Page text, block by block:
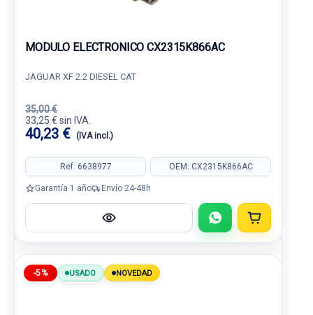
MODULO ELECTRONICO CX2315K866AC
JAGUAR XF 2.2 DIESEL CAT
35,00 €
33,25 € sin IVA.
40,23 € (IVA incl.)
Ref: 6638977 OEM: CX2315K866AC
Garantía 1 año Envío 24-48h
-5% USADO NOVEDAD